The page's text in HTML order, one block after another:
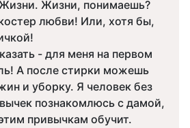
Жизни, понимаешь?
любви! Или, хотя бы,
- для меня на первом
А после стирки можешь
и уборку. Я человек без
познакомлюсь с дамой,
привычкам обучит.